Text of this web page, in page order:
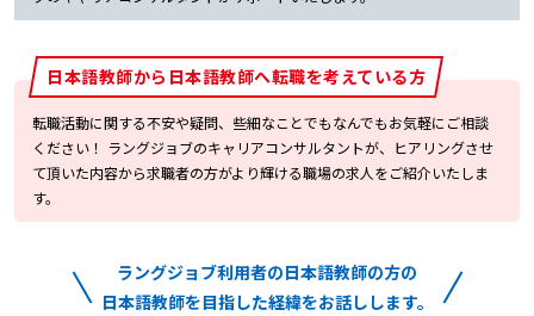
日本語教師から日本語教師へ転職を考えている方
転職活動に関する不安や疑問、些細なことでもなんでもお気軽にご相談
ください！ ラングジョブのキャリアコンサルタントが、ヒアリングさせ
て頂いた内容から求職者の方がより輝ける職場の求人をご紹介いたしま
す。
ラングジョブ利用者の日本語教師の方の
日本語教師を目指した経緯をお話しします。